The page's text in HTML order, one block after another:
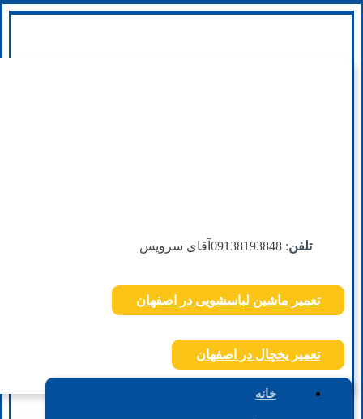
تلفن: 09138193848 آقای سرویس
تعمیر ماشین لباسشویی در اصفهان
تعمیر یخچال در اصفهان
خانه